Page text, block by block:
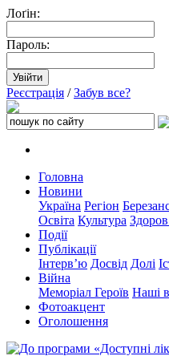
Лоґін:
Пароль:
Реєстрація /Забув все?
Головна
Новини
Україна Регіон
Освіта Культура
Події
Публікації
Інтерв’ю Досвід Долі
Війна
Меморіал Героїв Наші
Фотоакцент
Оголошення